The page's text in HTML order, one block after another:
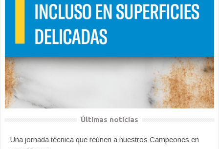
Últimas noticias
Una jornada técnica que reúnen a nuestros Campeones en